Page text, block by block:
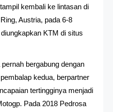
kembali ke lintasan di
Austria, pada 6-8
KTM di situs
bergabung dengan
kedua, berpartner
tertingginya menjadi
Pada 2018 Pedrosa